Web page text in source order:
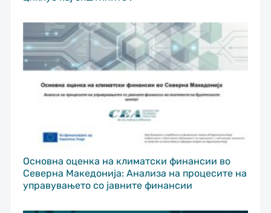
Основна оценка на климатски финансии во
Северна Македонија: Анализа на процесите на
управувањето со јавните финансии